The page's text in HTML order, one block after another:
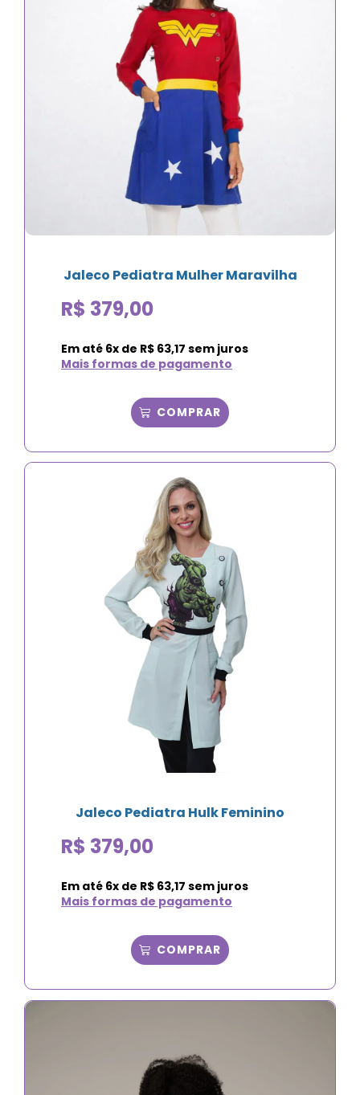
Jaleco Pediatra Mulher Maravilha
R$ 379,00
Em até 6x de R$ 63,17 sem juros
Mais formas de pagamento
COMPRAR
Jaleco Pediatra Hulk Feminino
R$ 379,00
Em até 6x de R$ 63,17 sem juros
Mais formas de pagamento
COMPRAR